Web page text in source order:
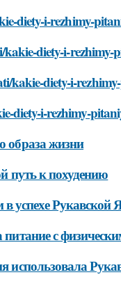
diety-i-rezhimy-
diety-i-
kakie-diety-i-
diety-i-rezhimy-
образа жизни
путь к похудению
Рукавской
с